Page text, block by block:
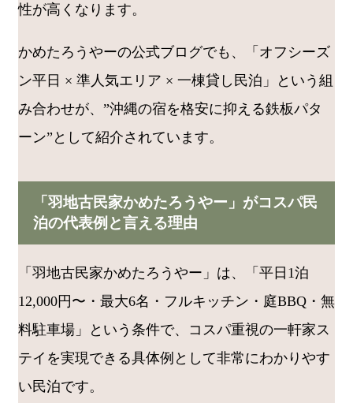
性が高くなります。
かめたろうやーの公式ブログでも、「オフシーズ
ン平日 × 準人気エリア × 一棟貸し民泊」という組
み合わせが、”沖縄の宿を格安に抑える鉄板パタ
ーン”として紹介されています。
「羽地古民家かめたろうやー」がコスパ民
泊の代表例と言える理由
「羽地古民家かめたろうやー」は、「平日1泊
12,000円〜・最大6名・フルキッチン・庭BBQ・無
料駐車場」という条件で、コスパ重視の一軒家ス
テイを実現できる具体例として非常にわかりやす
い民泊です。